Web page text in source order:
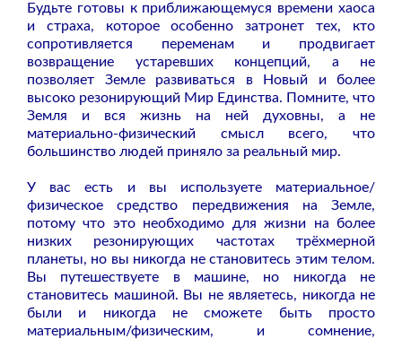
Будьте готовы к приближающемуся времени хаоса
и страха, которое особенно затронет тех, кто
сопротивляется переменам и продвигает
возвращение устаревших концепций, а не
позволяет Земле развиваться в Новый и более
высоко резонирующий Мир Единства. Помните, что
Земля и вся жизнь на ней духовны, а не
материально-физический смысл всего, что
большинство людей приняло за реальный мир.
У вас есть и вы используете материальное/
физическое средство передвижения на Земле,
потому что это необходимо для жизни на более
низких резонирующих частотах трёхмерной
планеты, но вы никогда не становитесь этим телом.
Вы путешествуете в машине, но никогда не
становитесь машиной. Вы не являетесь, никогда не
были и никогда не сможете быть просто
материальным/физическим, и сомнение,